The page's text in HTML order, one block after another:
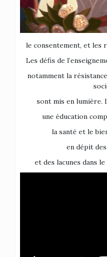
le consentement, et les
Les défis de
notamment la
sont mis en lumière.
une éducation
la santé et le
en dépit
et des lacunes dans